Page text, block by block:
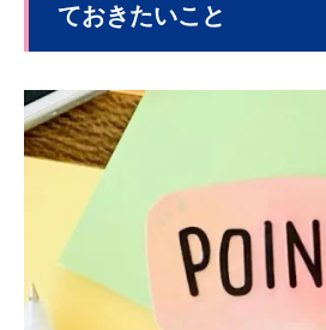
ておきたいこと